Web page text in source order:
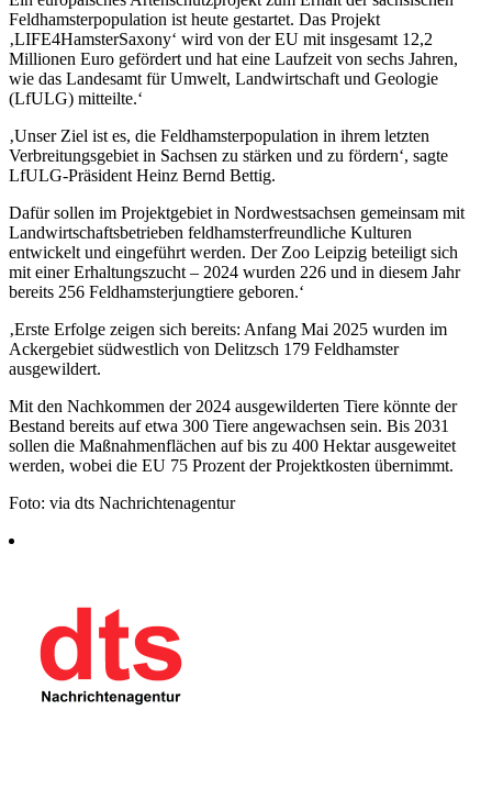
Feldhamsterpopulation ist heute gestartet. Das Projekt
‚LIFE4HamsterSaxony‘ wird von der EU mit insgesamt 12,2
Millionen Euro gefördert und hat eine Laufzeit von sechs Jahren,
wie das Landesamt für Umwelt, Landwirtschaft und Geologie
(LfULG) mitteilte.‘
‚Unser Ziel ist es, die Feldhamsterpopulation in ihrem letzten
Verbreitungsgebiet in Sachsen zu stärken und zu fördern‘, sagte
LfULG-Präsident Heinz Bernd Bettig.
Dafür sollen im Projektgebiet in Nordwestsachsen gemeinsam mit
Landwirtschaftsbetrieben feldhamsterfreundliche Kulturen
entwickelt und eingeführt werden. Der Zoo Leipzig beteiligt sich
mit einer Erhaltungszucht – 2024 wurden 226 und in diesem Jahr
bereits 256 Feldhamsterjungtiere geboren.‘
‚Erste Erfolge zeigen sich bereits: Anfang Mai 2025 wurden im
Ackergebiet südwestlich von Delitzsch 179 Feldhamster
ausgewildert.
Mit den Nachkommen der 2024 ausgewilderten Tiere könnte der
Bestand bereits auf etwa 300 Tiere angewachsen sein. Bis 2031
sollen die Maßnahmenflächen auf bis zu 400 Hektar ausgeweitet
werden, wobei die EU 75 Prozent der Projektkosten übernimmt.
Foto: via dts Nachrichtenagentur